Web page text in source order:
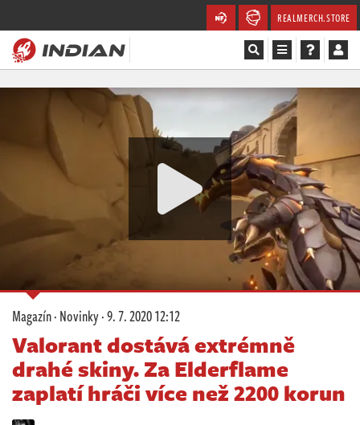
REALMERCH.STORE
Magazín
Soutěže
Komunita
Redakce
Živě
Magazín·Novinky·9. 7. 2020 12:12
Valorant dostává extrémně
drahé skiny. Za Elderflame
zaplatí hráči více než 2200 korun